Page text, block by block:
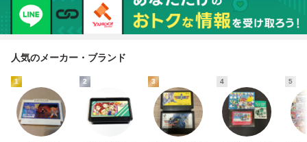
人気のメーカー・ブランド
1 2 3 4 5